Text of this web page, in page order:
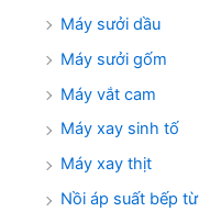
Máy sưởi dầu
Máy sưởi gốm
Máy vắt cam
Máy xay sinh tố
Máy xay thịt
Nồi áp suất bếp từ